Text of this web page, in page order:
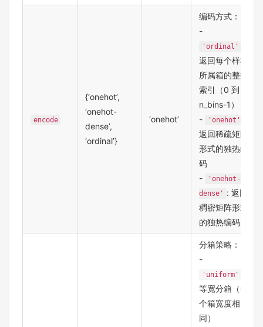
encode
{‘onehot’,
‘onehot-
dense’,
‘ordinal’}
‘onehot’
编码方式：
-
'ordinal'
返回每个样本
所属箱的整数
索引（0 到
n_bins-1）
-
'onehot'
返回稀疏矩阵
形式的独热编
码
-
'onehot-
dense'
: 返回
稠密矩阵形式
的独热编码
分箱策略：
-
'uniform'
等宽分箱（每
个箱宽度相
同）